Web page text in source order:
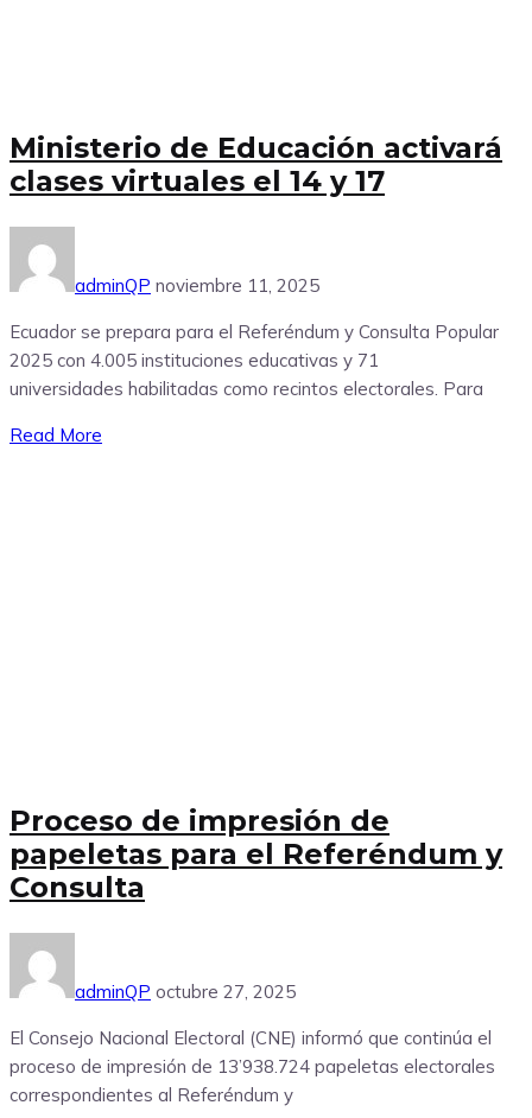
Ministerio de Educación activará
clases virtuales el 14 y 17
adminQP noviembre 11, 2025
Ecuador se prepara para el Referéndum y Consulta Popular
2025 con 4.005 instituciones educativas y 71
universidades habilitadas como recintos electorales. Para
Read More
Proceso de impresión de
papeletas para el Referéndum y
Consulta
adminQP octubre 27, 2025
El Consejo Nacional Electoral (CNE) informó que continúa el
proceso de impresión de 13’938.724 papeletas electorales
correspondientes al Referéndum y